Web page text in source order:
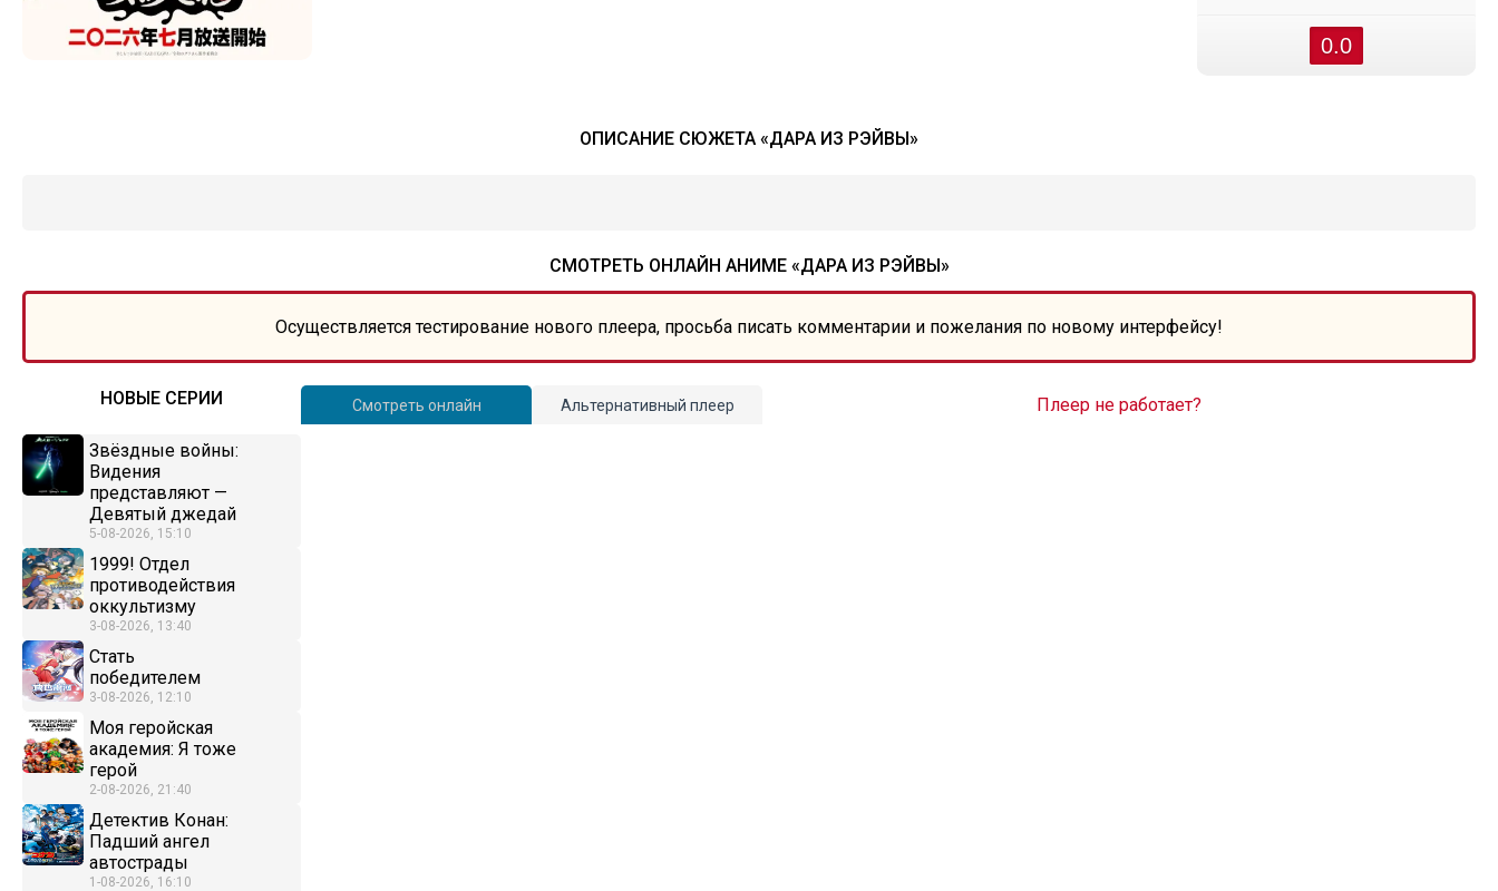
0.0
ОПИСАНИЕ СЮЖЕТА «ДАРА ИЗ РЭЙВЫ»
СМОТРЕТЬ ОНЛАЙН АНИМЕ «ДАРА ИЗ РЭЙВЫ»
Осуществляется тестирование нового плеера, просьба писать комментарии и пожелания по новому интерфейсу!
НОВЫЕ СЕРИИ
Звёздные войны:
Видения
представляют —
Девятый джедай
5-08-2026, 15:10
1999! Отдел
противодействия
оккультизму
3-08-2026, 13:40
Стать
победителем
3-08-2026, 12:10
Моя геройская
академия: Я тоже
герой
2-08-2026, 21:40
Детектив Конан:
Падший ангел
автострады
1-08-2026, 16:10
Смотреть онлайн Альтернативный плеер Плеер не работает?